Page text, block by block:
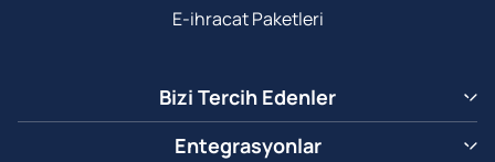
E-ihracat Paketleri
Bizi Tercih Edenler
Entegrasyonlar